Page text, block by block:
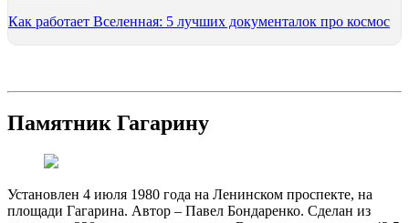
Как работает Вселенная: 5 лучших документалок про космос
Памятник Гагарину
Установлен 4 июля 1980 года на Ленинском проспекте, на
площади Гагарина. Автор – Павел Бондаренко. Сделан из